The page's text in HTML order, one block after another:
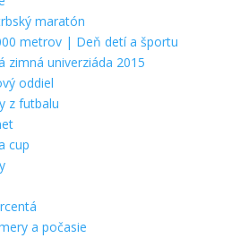
maratón
metrov | Deň detí a športu
zimná univerziáda 2015
oddiel
z futbalu
cup
a počasie